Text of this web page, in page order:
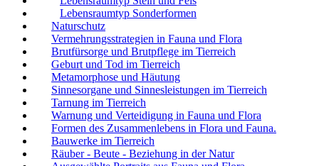
Lebensraumtyp Sonderformen
Naturschutz
Vermehrungsstrategien in Fauna und Flora
Brutfürsorge und Brutpflege im Tierreich
Geburt und Tod im Tierreich
Metamorphose und Häutung
Sinnesorgane und Sinnesleistungen im Tierreich
Tarnung im Tierreich
Warnung und Verteidigung in Fauna und Flora
Formen des Zusammenlebens in Flora und Fauna.
Bauwerke im Tierreich
Räuber - Beute - Beziehung in der Natur